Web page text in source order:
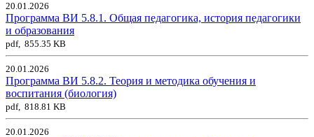
20.01.2026
Программа ВИ 5.8.1. Общая педагогика, история педагогики
и образования
pdf, 855.35 KB
20.01.2026
Программа ВИ 5.8.2. Теория и методика обучения и
воспитания (биология)
pdf, 818.81 KB
20.01.2026